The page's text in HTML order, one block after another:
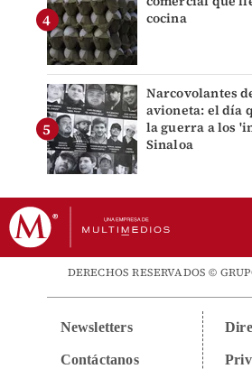
cocina
Narcovolantes
avioneta: el día
la guerra a los
Sinaloa
DERECHOS RESERVADOS ©
Newsletters
Contáctanos